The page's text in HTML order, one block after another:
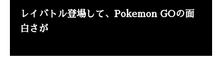
レイバトル登場して、Pokemon GOの面
白さが